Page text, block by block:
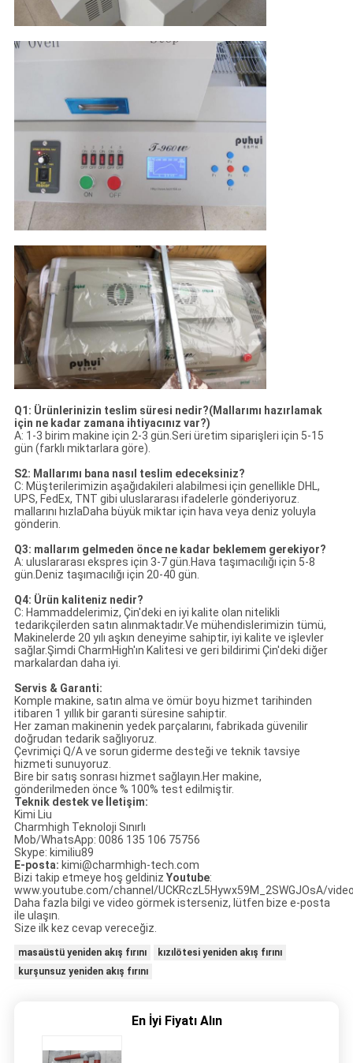
Q1: Ürünlerinizin teslim süresi nedir?(Mallarımı hazırlamak
için ne kadar zamana ihtiyacınız var?)
A: 1-3 birim makine için 2-3 gün.Seri üretim siparişleri için 5-15
gün (farklı miktarlara göre).
S2: Mallarımı bana nasıl teslim edeceksiniz?
C: Müşterilerimizin aşağıdakileri alabilmesi için genellikle DHL,
UPS, FedEx, TNT gibi uluslararası ifadelerle gönderiyoruz.
mallarını hızlaDaha büyük miktar için hava veya deniz yoluyla
gönderin.
Q3: mallarım gelmeden önce ne kadar beklemem gerekiyor?
A: uluslararası ekspres için 3-7 gün.Hava taşımacılığı için 5-8
gün.Deniz taşımacılığı için 20-40 gün.
Q4: Ürün kaliteniz nedir?
C: Hammaddelerimiz, Çin'deki en iyi kalite olan nitelikli
tedarikçilerden satın alınmaktadır.Ve mühendislerimizin tümü,
Makinelerde 20 yılı aşkın deneyime sahiptir, iyi kalite ve işlevler
sağlar.Şimdi CharmHigh'ın Kalitesi ve geri bildirimi Çin'deki diğer
markalardan daha iyi.
Servis & Garanti:
Komple makine, satın alma ve ömür boyu hizmet tarihinden
itibaren 1 yıllık bir garanti süresine sahiptir.
Her zaman makinenin yedek parçalarını, fabrikada güvenilir
doğrudan tedarik sağlıyoruz.
Çevrimiçi Q/A ve sorun giderme desteği ve teknik tavsiye
hizmeti sunuyoruz.
Bire bir satış sonrası hizmet sağlayın.Her makine,
gönderilmeden önce % 100% test edilmiştir.
Teknik destek ve İletişim:
Kimi Liu
Charmhigh Teknoloji Sınırlı
Mob/WhatsApp: 0086 135 106 75756
Skype: kimiliu89
E-posta: kimi@charmhigh-tech.com
Bizi takip etmeye hoş geldiniz Youtube:
www.youtube.com/channel/UCKRczL5Hywx59M_2SWGJOsA/
Daha fazla bilgi ve video görmek isterseniz, lütfen bize e-posta
ile ulaşın.
Size ilk kez cevap vereceğiz.
masaüstü yeniden akış fırını
kızılötesi yeniden akış fırını
kurşunsuz yeniden akış fırını
En İyi Fiyatı Alın